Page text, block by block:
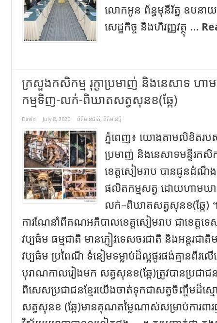
លោកអូន ព័ន្ធមុនីរ័ត្ន ឧបនាយក
សេដ្ឋកិច្ច និងហិរញ្ញវត្ថុ ...
ក្រសួងកសិកម្ម រុក្ខាប្រមាញ់ និងនេសាទ ហាម
កម្មទិញ-លក់-ពិឃាតសត្វសុនខ(ឆ្កែ)
David July 8, 2020 ព័ត៌មានជាតិ, ព័ត៌មានថ្មី
ភ្នំពេញ៖ យោងតាមលិខិតរប
ប្រមាញ់ និងនេសាទមន្ទីរកសិក
ខេត្តសៀមរាប បានជូនដំណឹ
ផលិតកម្មសត្វ ដោយហាមឃាត់
លក់–ពិឃាតសត្វសុនខ(ឆ្កែ) ។
ការណែនាំពីគណអភិបាលខេត្តសៀមរាប ជាខេត្តទ
វប្បធ៌ម ធម្មជាតិ មានភ្ញៀវទេសចរជាតិ និងអន្តរជាតិ
វប្បធ៌ម ប្រពៃណី ទំនៀមទម្លាប់ដ៏ល្អផូរផង់គ្មានពីរ
បុរាណកាលរៀងមក សត្វសុនខ(ឆ្កែ)ត្រូវបានប្រជា
ពិសេសប្រជាជនខ្មែរយើងចាត់ទុកជាសត្វចិញ្ចឹមដ៏
សត្វសុនខ (ឆ្កែ)មានគុណតម្លៃណាស់សម្រាប់ការពារ